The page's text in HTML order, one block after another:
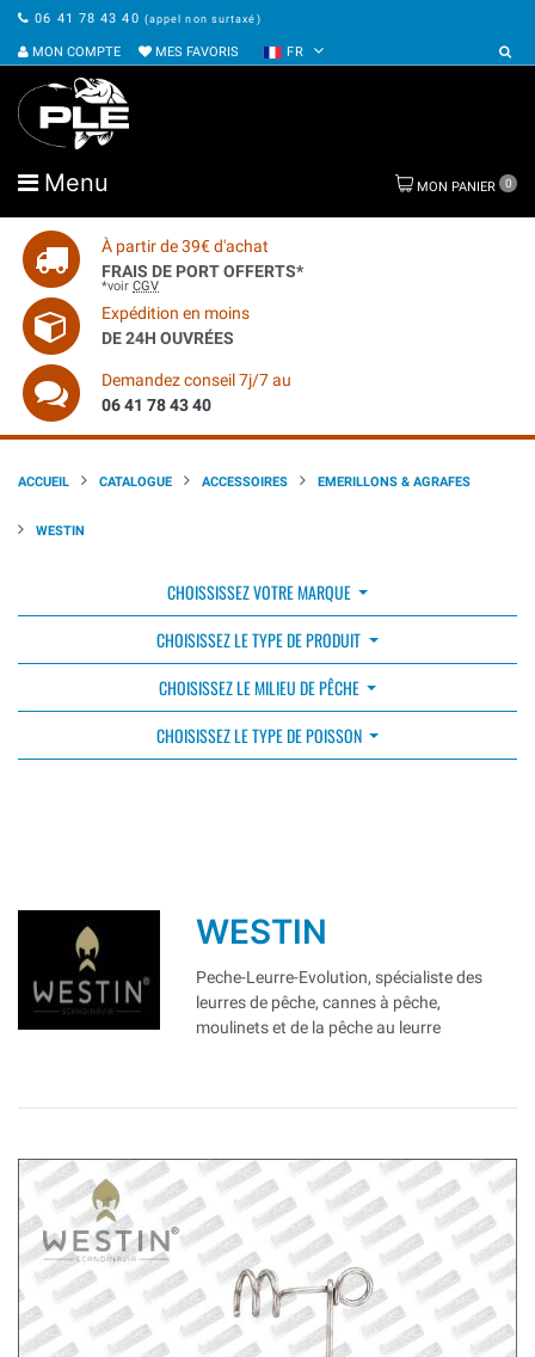
06 41 78 43 40 (appel non surtaxé)
MON COMPTE MES FAVORIS FR
Menu MON PANIER 0
À partir de 39€ d'achat
FRAIS DE PORT OFFERTS*
*voir CGV
Expédition en moins
DE 24H OUVRÉES
Demandez conseil 7j/7 au
06 41 78 43 40
ACCUEIL CATALOGUE ACCESSOIRES EMERILLONS & AGRAFES
WESTIN
CHOISSISSEZ VOTRE MARQUE
CHOISISSEZ LE TYPE DE PRODUIT
CHOISISSEZ LE MILIEU DE PÊCHE
CHOISISSEZ LE TYPE DE POISSON
WESTIN
Peche-Leurre-Evolution, spécialiste des
leurres de pêche, cannes à pêche,
moulinets et de la pêche au leurre